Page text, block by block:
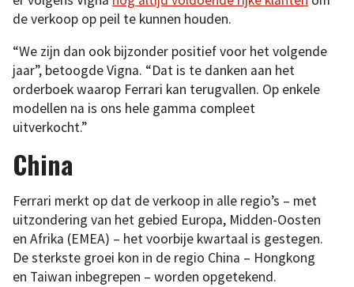
de verkoop op peil te kunnen houden.
“We zijn dan ook bijzonder positief voor het volgende
jaar”, betoogde Vigna. “Dat is te danken aan het
orderboek waarop Ferrari kan terugvallen. Op enkele
modellen na is ons hele gamma compleet
uitverkocht.”
China
Ferrari merkt op dat de verkoop in alle regio’s – met
uitzondering van het gebied Europa, Midden-Oosten
en Afrika (EMEA) – het voorbije kwartaal is gestegen.
De sterkste groei kon in de regio China – Hongkong
en Taiwan inbegrepen – worden opgetekend.